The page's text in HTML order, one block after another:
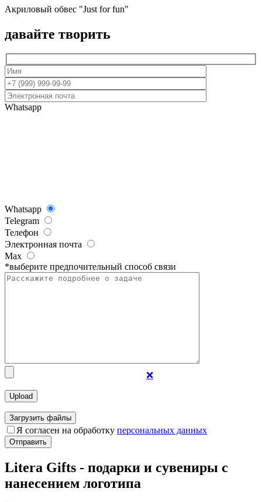
Акриловый обвес "Just for fun"
давайте творить
Whatsapp
Whatsapp
Telegram
Телефон
Электронная почта
Max
*выберите предпочительный способ связи
❌
Загрузить файлы
Я согласен на обработку персональных данных
Отправить
Litera Gifts - подарки и сувениры с
нанесением логотипа